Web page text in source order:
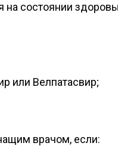
состоянии
или Велпатасвир;
врачом, если: